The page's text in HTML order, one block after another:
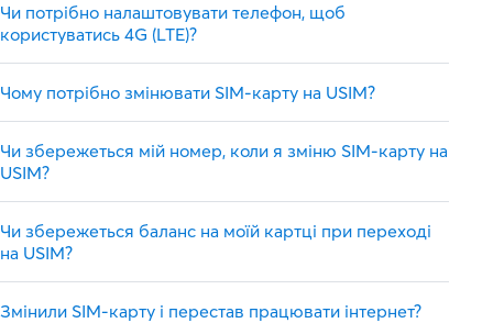
Чи потрібно налаштовувати телефон, щоб
користуватись 4G (LTE)?
Чому потрібно змінювати SIM-карту на USIM?
Чи збережеться мій номер, коли я зміню SIM-карту на
USIM?
Чи збережеться баланс на моїй картці при переході
на USIM?
Змінили SIM-карту і перестав працювати інтернет?